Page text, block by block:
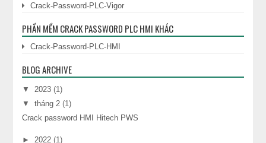
Crack-Password-PLC-Vigor
PHẦN MỀM CRACK PASSWORD PLC HMI KHÁC
Crack-Password-PLC-HMI
BLOG ARCHIVE
▼ 2023 (1)
▼
tháng 2 (1)
Crack password HMI Hitech PWS
► 2022 (1)